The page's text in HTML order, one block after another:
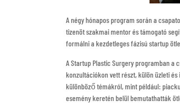
A négy hónapos program során a
tizenöt szakmai mentor és támogató
formálni a kezdetleges fázisú startup
A Startup Plastic Surgery programban
konzultációkon vett részt, külön üzleti
különböző témákról, mint például:
esemény keretén belül bemutathatták